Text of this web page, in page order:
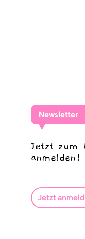
Newsletter
Jetzt zum
anmelden!
Jetzt